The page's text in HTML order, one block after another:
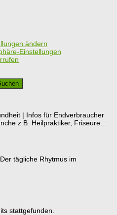
ändern
Einstellungen
| Infos für Endverbraucher
z.B. Heilpraktiker, Friseure...
stattgefunden.